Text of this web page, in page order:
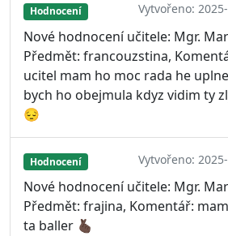
Hodnocení Vytvořeno:
Nové hodnocení učitele: Mgr.
Předmět: francouzstina,
ucitel mam ho moc rada he
bych ho obejmula kdyz vidim ty
😔
Hodnocení Vytvořeno:
Nové hodnocení učitele: Mgr.
Předmět: frajina, Komentář:
ta baller 🫰🏿